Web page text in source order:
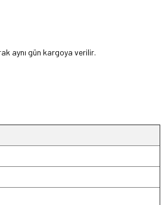
aynı gün kargoya verilir.